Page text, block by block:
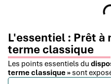
L'essentiel : Prêt à
terme classique
Les points essentiels du
terme classique » sont